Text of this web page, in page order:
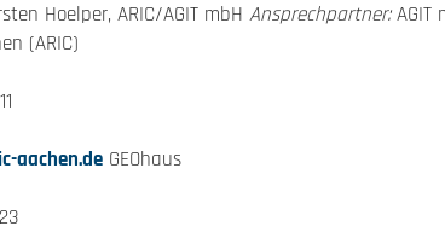
Hoelper, ARIC/AGIT mbH Ansprechpartner:AGIT
(ARIC)
aachen.de GEOhaus